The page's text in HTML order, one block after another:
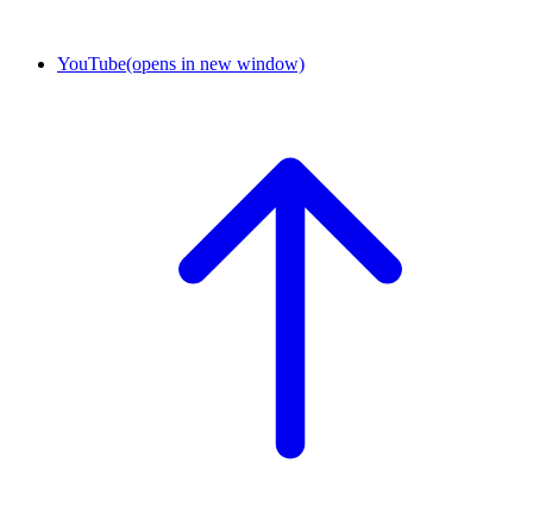
YouTube(opens in new window)